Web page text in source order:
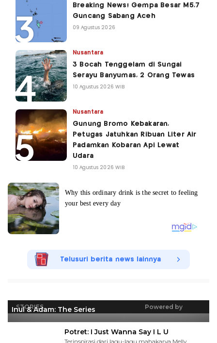
Breaking News! Gempa Besar M5,7
Guncang Sabang Aceh
09 Agustus 2026
Nusantara
3 Bocah Tenggelam di Sungai
Serayu Banyumas, 2 Orang Tewas
10 Agustus 2026 WIB
Nusantara
Gunung Bromo Kebakaran,
Petugas Jatuhkan Ribuan Liter Air
Padamkan Kobaran Api Lewat
Udara
10 Agustus 2026 WIB
Telusuri berita news lainnya